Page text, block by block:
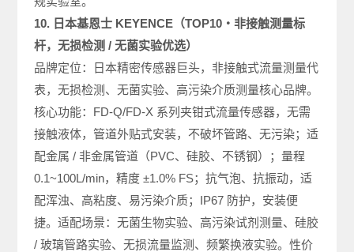
10. 日本基恩士 KEYENCE（TOP10・非接触测量标
杆，无损检测 / 无菌实验优选）
品牌定位：日本精密传感器巨头，非接触式流量测量代
表，无损检测、无菌实验、高污染介质测量核心品牌。
核心功能：FD-Q/FD-X 系列夹钳式流量传感器，无需
接触液体，管道外贴式安装，不破坏管路、无污染；适
配金属 / 非金属管道（PVC、硅胶、不锈钢）；量程
0.1~100L/min，精度 ±1.0% FS；抗气泡、抗振动，适
配浑浊、高粘度、易污染介质；IP67 防护，安装便
捷。适配场景：无菌生物实验、高污染试剂测量、硅胶
/ 玻璃管路实验、无损流量监测、频繁换液实验。性价